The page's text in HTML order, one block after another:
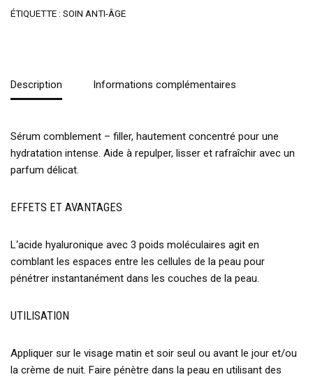
ÉTIQUETTE : SOIN ANTI-ÂGE
Description Informations complémentaires
Sérum comblement – filler, hautement concentré pour une
hydratation intense. Aide à repulper, lisser et rafraîchir avec un
parfum délicat.
EFFETS ET AVANTAGES
L‘acide hyaluronique avec 3 poids moléculaires agit en
comblant les espaces entre les cellules de la peau pour
pénétrer instantanément dans les couches de la peau.
UTILISATION
Appliquer sur le visage matin et soir seul ou avant le jour et/ou
la crème de nuit. Faire pénètre dans la peau en utilisant des